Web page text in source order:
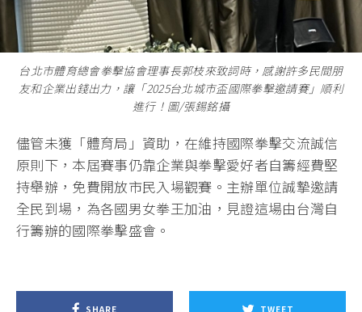
台北市體育總會拳擊協會理事長郭枝來致詞時，感謝許多民間朋
友和企業出錢出力，讓「2025台北城市盃國際拳擊邀請賽」順利
進行！圖/張錫銘攝
儘管未獲「體育局」資助，在維持國際拳擊交流誠信
原則下，本屆賽事仍靠企業與拳擊愛好者自籌經費堅
持舉辦，免費開放市民入場觀賽。主辦單位誠摯邀請
全民到場，為各國男女拳王加油，見證這場由台灣自
行籌辦的國際拳擊盛會。
SHARE TWEET